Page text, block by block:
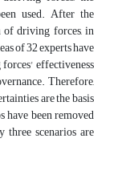
used. After the
driving forces, in
of 32 experts have
effectiveness
Therefore,
are the basis
have been removed
scenarios are